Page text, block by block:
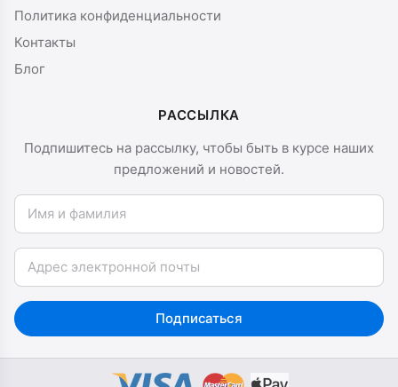
Политика конфиденциальности
Контакты
Блог
РАССЫЛКА
Подпишитесь на рассылку, чтобы быть в курсе наших
предложений и новостей.
Имя и фамилия
Email
Подписаться